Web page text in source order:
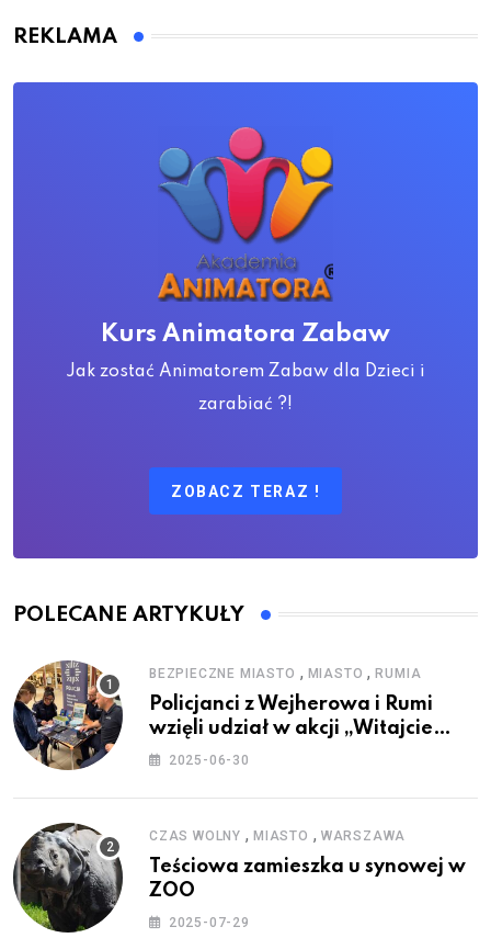
REKLAMA
Kurs Animatora Zabaw
Jak zostać Animatorem Zabaw dla Dzieci i
zarabiać ?!
ZOBACZ TERAZ !
POLECANE ARTYKUŁY
BEZPIECZNE MIASTO , MIASTO ,RUMIA
Policjanci z Wejherowa i Rumi
wzięli udział w akcji „Witajcie
Wakacje”
2025-06-30
CZAS WOLNY , MIASTO , WARSZAWA
Teściowa zamieszka u synowej w
ZOO
2025-07-29